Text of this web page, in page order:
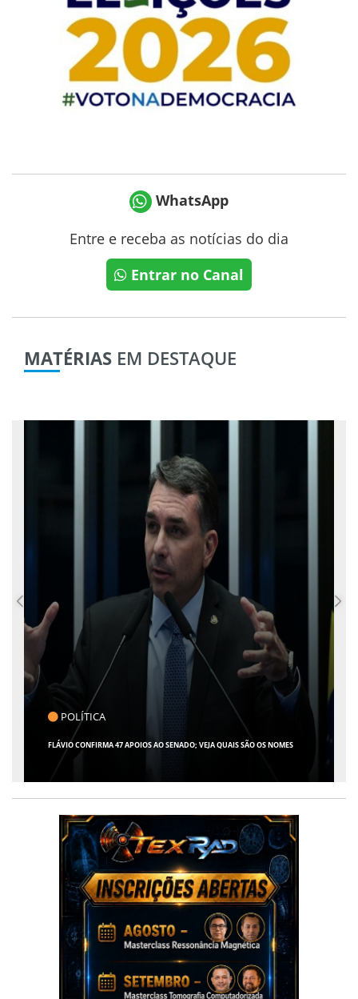
WhatsApp
Entre e receba as notícias do dia
Entrar no Canal
MATÉRIAS EM DESTAQUE
CLICK INDICA
GIRO POR SERGIPE, BRASIL E MUNDO - 07 DE AGOSTO DE 2026